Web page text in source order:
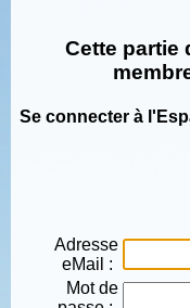
Cette partie
Se connecter à
Adresse
eMail :
Mot de